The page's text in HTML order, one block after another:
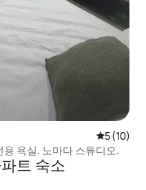
평점 5점
5 (10)
욕실. 노마다 스튜디오.
트 숙소